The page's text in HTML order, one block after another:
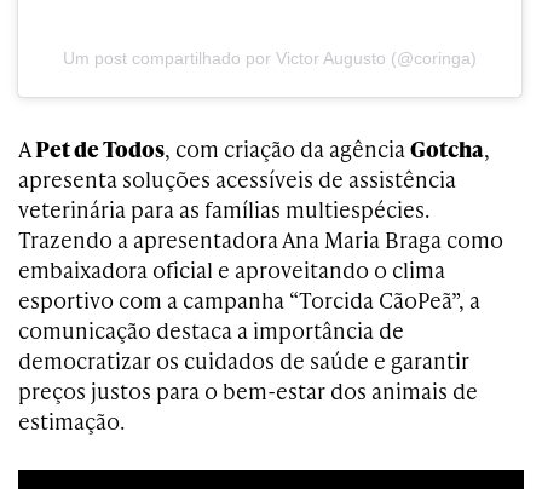
Um post compartilhado por Victor Augusto (@coringa)
APet de Todos, com criação da agência Gotcha,
apresenta soluções acessíveis de assistência
veterinária para as famílias multiespécies.
Trazendo a apresentadora Ana Maria Braga como
embaixadora oficial e aproveitando o clima
esportivo com a campanha “Torcida CãoPeã”, a
comunicação destaca a importância de
democratizar os cuidados de saúde e garantir
preços justos para o bem-estar dos animais de
estimação.